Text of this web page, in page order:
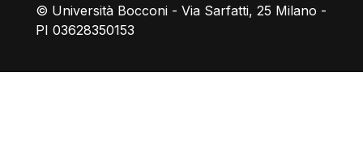
© Università Bocconi - Via Sarfatti, 25 Milano -
PI 03628350153